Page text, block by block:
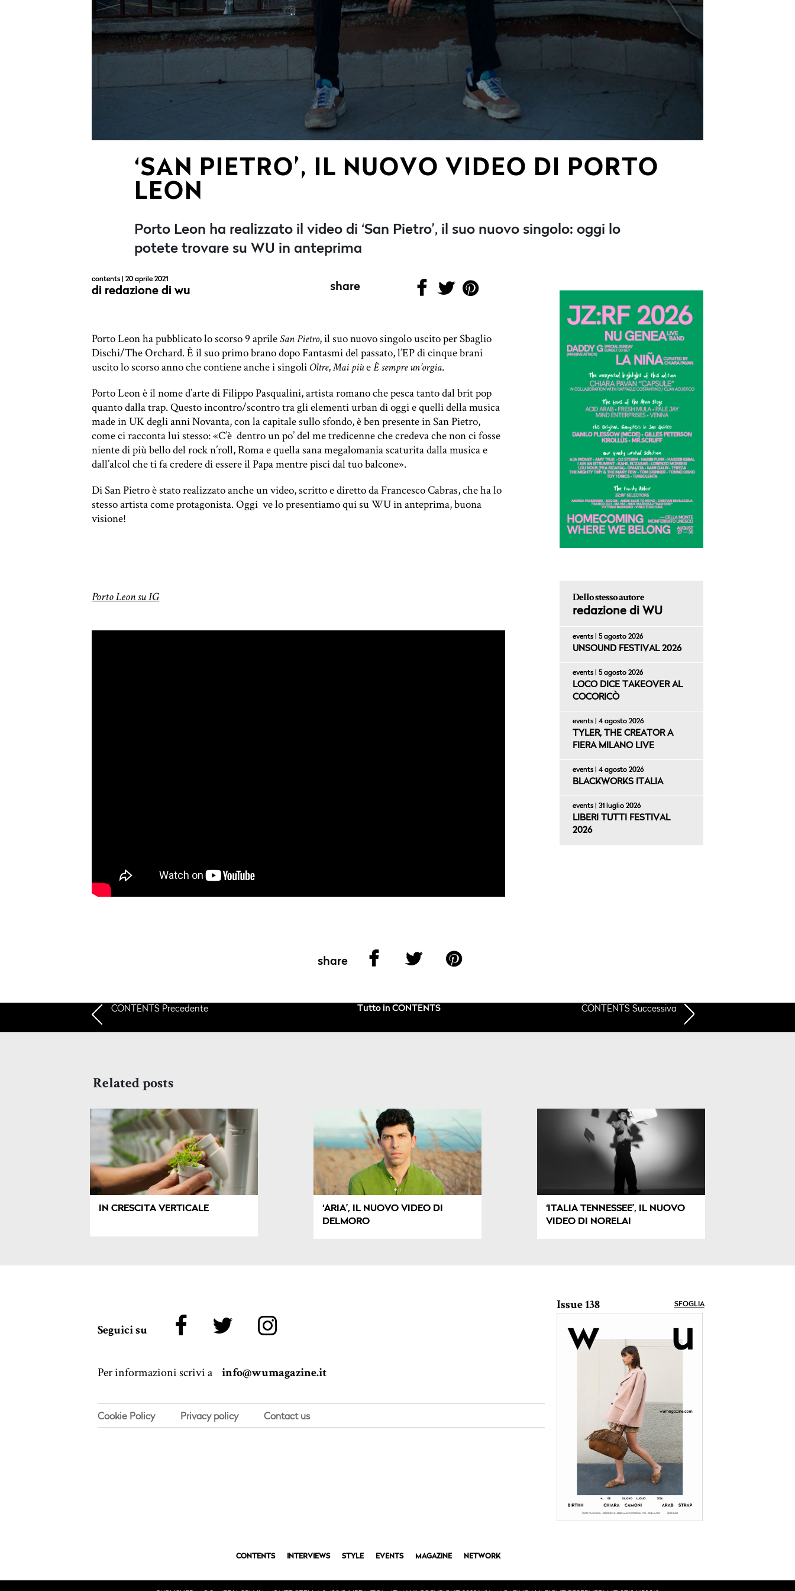
‘SAN PIETRO’, IL NUOVO VIDEO DI PORTO
LEON
Porto Leon ha realizzato il video di ‘San Pietro’, il suo nuovo singolo: oggi lo
potete trovare su WU in anteprima
contents | 20 aprile 2021
di redazione di wu share
Porto Leon ha pubblicato lo scorso 9 aprileSan Pietro, il suo nuovo singolo uscito per Sbaglio
Dischi/The Orchard. È il suo primo brano dopo Fantasmi del passato, l’EP di cinque brani
uscito lo scorso anno che contiene anche i singoli Oltre,Mai piùeÈ sempre un’orgia.
Porto Leon è il nome d’arte di Filippo Pasqualini, artista romano che pesca tanto dal brit pop
quanto dalla trap. Questo incontro/scontro tra gli elementi urban di oggi e quelli della musica
made in UK degli anni Novanta, con la capitale sullo sfondo, è ben presente in San Pietro,
come ci racconta lui stesso: «C’è dentro un po’ del me tredicenne che credeva che non ci fosse
niente di più bello del rock n’roll, Roma e quella sana megalomania scaturita dalla musica e
dall’alcol che ti fa credere di essere il Papa mentre pisci dal tuo balcone».
Di San Pietro è stato realizzato anche un video, scritto e diretto da Francesco Cabras, che ha lo
stesso artista come protagonista. Oggi ve lo presentiamo qui su WU in anteprima, buona
visione!
Porto Leon su IG Dello stesso autore
redazione di WU
events | 5 agosto 2026
UNSOUND FESTIVAL 2026
events | 5 agosto 2026
LOCO DICE TAKEOVER AL
COCORICÒ
events | 4 agosto 2026
TYLER, THE CREATOR A
FIERA MILANO LIVE
events | 4 agosto 2026
BLACKWORKS ITALIA
events | 31 luglio 2026
LIBERI TUTTI FESTIVAL
2026
share
CONTENTS Precedente Tutto in CONTENTS CONTENTS Successiva
Related posts
IN CRESCITA VERTICALE
‘ARIA’, IL NUOVO VIDEO DI
DELMORO
‘ITALIA TENNESSEE’, IL NUOVO
VIDEO DI NORELAI
Seguici su
Per informazioni scrivi a info@wumagazine.it
Cookie Policy Privacy policy Contact us
Issue 138 SFOGLIA
CONTENTS INTERVIEWS STYLE EVENTS MAGAZINE NETWORK